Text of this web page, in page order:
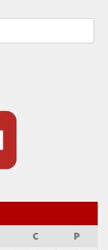
C
P